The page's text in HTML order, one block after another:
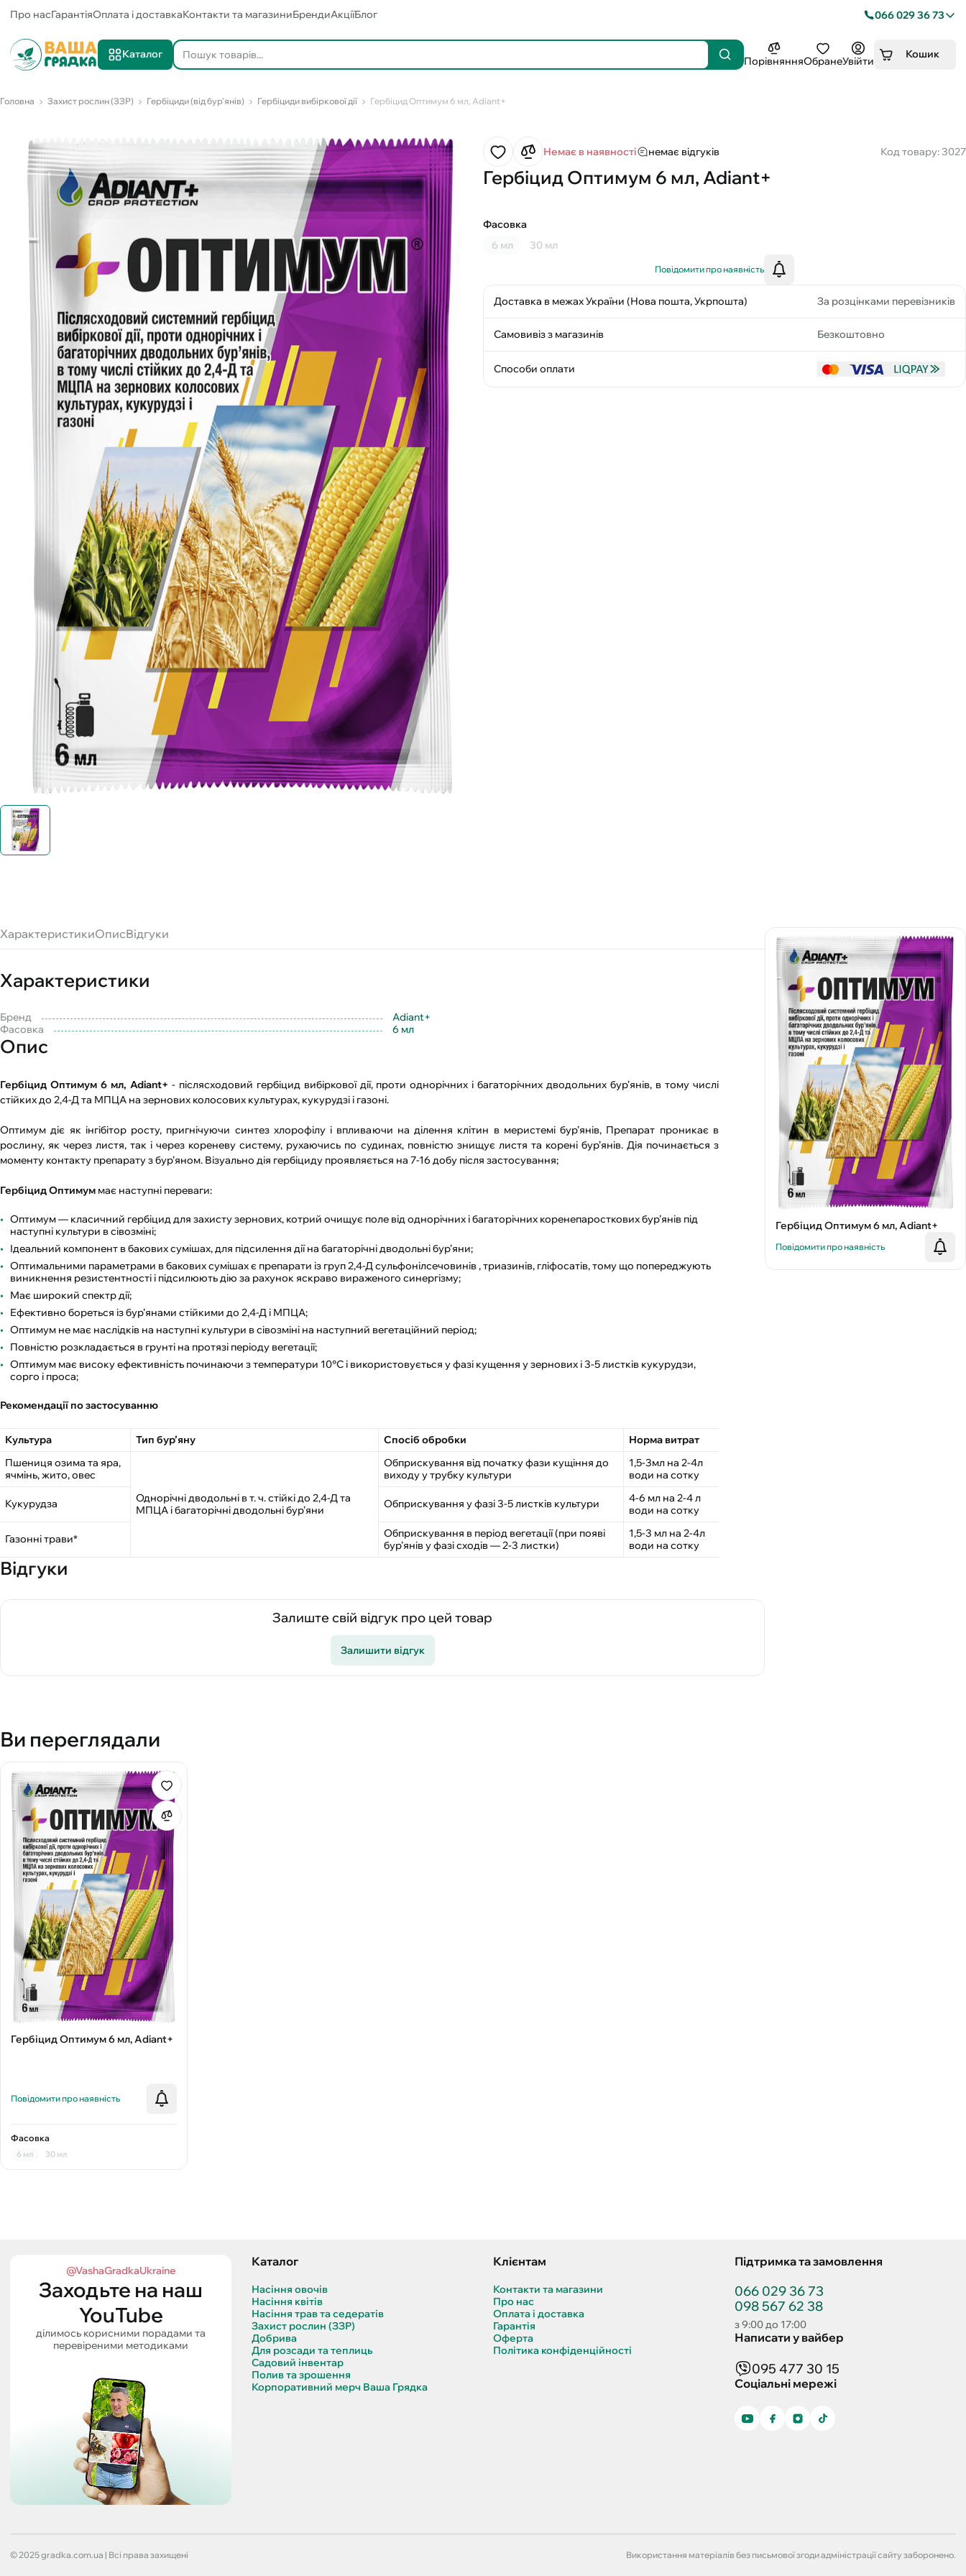
Про насГарантіяОплата і доставкаКонтакти та магазиниБрендиАкціїБлог 066 029 36 73
Каталог
ПорівнянняОбранеУвійти
Кошик
Головна Захист рослин (ЗЗР) Гербіциди (від бур'янів) Гербіциди вибіркової дії Гербіцид Оптимум 6 мл, Adiant+
Немає в наявності немає відгуків Код товару: 3027
Гербіцид Оптимум 6 мл, Adiant+
Фасовка
6 мл
30 мл
Повідомити про наявність
Доставка в межах України (Нова пошта, Укрпошта) За розцінками перевізників
Самовивіз з магазинів Безкоштовно
Способи оплати
ХарактеристикиОписВідгуки
Характеристики
Бренд
Adiant+
Фасовка
6 мл
Опис
Гербіцид Оптимум 6 мл, Adiant+ - післясходовий гербіцид вибіркової дії, проти однорічних і багаторічних дводольних бур’янів, в тому числі
стійких до 2,4-Д та МПЦА на зернових колосових культурах, кукурудзі і газоні.
Оптимум діє як інгібітор росту, пригнічуючи синтез хлорофілу і впливаючи на ділення клітин в меристемі бур’янів, Препарат проникає в
рослину, як через листя, так і через кореневу систему, рухаючись по судинах, повністю знищує листя та корені бур’янів. Дія починається з
моменту контакту препарату з бур’яном. Візуально дія гербіциду проявляється на 7-16 добу після застосування;
Гербіцид Оптимум має наступні переваги:
Оптимум — класичний гербіцид для захисту зернових, котрий очищує поле від однорічних і багаторічних коренепаросткових бур’янів під
наступні культури в сівозміні;
Ідеальний компонент в бакових сумішах, для підсилення дії на багаторічні дводольні бур’яни;
Оптимальними параметрами в бакових сумішах є препарати із груп 2,4-Д сульфонілсечовинів , триазинів, гліфосатів, тому що попереджують
виникнення резистентності і підсилюють дію за рахунок яскраво вираженого синергізму;
Має широкий спектр дії;
Ефективно бореться із бур’янами стійкими до 2,4-Д і МПЦА;
Оптимум не має наслідків на наступні культури в сівозміні на наступний вегетаційний період;
Повністю розкладається в грунті на протязі періоду вегетації;
Оптимум має високу ефективність починаючи з температури 10°C і використовується у фазі кущення у зернових і 3-5 листків кукурудзи,
сорго і проса;
Рекомендації по застосуванню
Культура Тип бур’яну Спосіб обробки
Норма витрат
Пшениця озима та яра,
ячмінь, жито, овес
Однорічні дводольні в т. ч. стійкі до 2,4-Д та
МПЦА і багаторічні дводольні бур’яни
Обприскування від початку фази кущіння до
виходу у трубку культури
1,5-3мл на 2-4л
води на сотку
Кукурудза Обприскування у фазі 3-5 листків культури
4-6 мл на 2-4 л
води на сотку
Газонні трави*
Обприскування в період вегетації (при появі
бур’янів у фазі сходів — 2-3 листки)
1,5-3 мл на 2-4л
води на сотку
Відгуки
Залиште свій відгук про цей товар
Залишити відгук
Гербіцид Оптимум 6 мл, Adiant+
Повідомити про наявність
Ви переглядали
Гербіцид Оптимум 6 мл, Adiant+
Повідомити про наявність
Фасовка
6 мл 30 мл
@VashaGradkaUkraine
Заходьте на наш
YouTube
ділимось корисними порадами та
перевіреними методиками
Каталог
Насіння овочів
Насіння квітів
Насіння трав та седератів
Захист рослин (ЗЗР)
Добрива
Для розсади та теплиць
Садовий інвентар
Полив та зрошення
Корпоративний мерч Ваша Грядка
Клієнтам
Контакти та магазини
Про нас
Оплата і доставка
Гарантія
Оферта
Політика конфіденційності
Підтримка та замовлення
066 029 36 73
098 567 62 38
з 9:00 до 17:00
Написати у вайбер
095 477 30 15
Соціальні мережі
© 2025 gradka.com.ua | Всі права захищені Використання матеріалів без письмової згоди адміністрації сайту заборонено.